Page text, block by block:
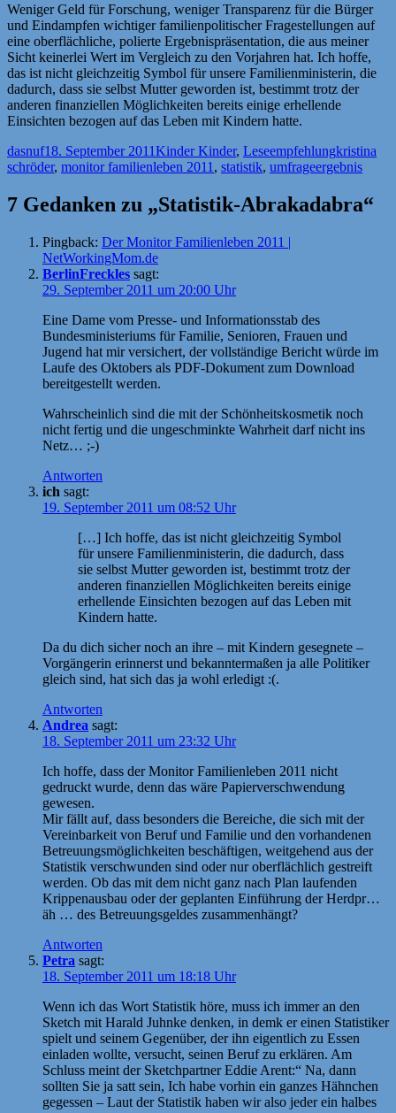
Weniger Geld für Forschung, weniger Transparenz für die Bürger
und Eindampfen wichtiger familienpolitischer Fragestellungen auf
eine oberflächliche, polierte Ergebnispräsentation, die aus meiner
Sicht keinerlei Wert im Vergleich zu den Vorjahren hat. Ich hoffe,
das ist nicht gleichzeitig Symbol für unsere Familienministerin, die
dadurch, dass sie selbst Mutter geworden ist, bestimmt trotz der
anderen finanziellen Möglichkeiten bereits einige erhellende
Einsichten bezogen auf das Leben mit Kindern hatte.
Autor
dasnufVeröffentlicht
am
18. September 2011Kategorien
Kinder Kinder, Leseempfehlungkristina
schröder, monitor familienleben 2011 , statistik, umfrageergebnis
7 Gedanken zu „Statistik-Abrakadabra“
Pingback: Der Monitor Familienleben 2011 |
NetWorkingMom.de
BerlinFreckles sagt:
29. September 2011 um 20:00 Uhr
Eine Dame vom Presse- und Informationsstab des
Bundesministeriums für Familie, Senioren, Frauen und
Jugend hat mir versichert, der vollständige Bericht würde im
Laufe des Oktobers als PDF-Dokument zum Download
bereitgestellt werden.
Wahrscheinlich sind die mit der Schönheitskosmetik noch
nicht fertig und die ungeschminkte Wahrheit darf nicht ins
Netz… ;-)
Antworten
ich sagt:
19. September 2011 um 08:52 Uhr
[…] Ich hoffe, das ist nicht gleichzeitig Symbol
für unsere Familienministerin, die dadurch, dass
sie selbst Mutter geworden ist, bestimmt trotz der
anderen finanziellen Möglichkeiten bereits einige
erhellende Einsichten bezogen auf das Leben mit
Kindern hatte.
Da du dich sicher noch an ihre – mit Kindern gesegnete –
Vorgängerin erinnerst und bekanntermaßen ja alle Politiker
gleich sind, hat sich das ja wohl erledigt :(.
Antworten
Andrea sagt:
18. September 2011 um 23:32 Uhr
Ich hoffe, dass der Monitor Familienleben 2011 nicht
gedruckt wurde, denn das wäre Papierverschwendung
gewesen.
Mir fällt auf, dass besonders die Bereiche, die sich mit der
Vereinbarkeit von Beruf und Familie und den vorhandenen
Betreuungsmöglichkeiten beschäftigen, weitgehend aus der
Statistik verschwunden sind oder nur oberflächlich gestreift
werden. Ob das mit dem nicht ganz nach Plan laufenden
Krippenausbau oder der geplanten Einführung der Herdpr…
äh … des Betreuungsgeldes zusammenhängt?
Antworten
Petra sagt:
18. September 2011 um 18:18 Uhr
Wenn ich das Wort Statistik höre, muss ich immer an den
Sketch mit Harald Juhnke denken, in demk er einen Statistiker
spielt und seinem Gegenüber, der ihn eigentlich zu Essen
einladen wollte, versucht, seinen Beruf zu erklären. Am
Schluss meint der Sketchpartner Eddie Arent:“ Na, dann
sollten Sie ja satt sein, Ich habe vorhin ein ganzes Hähnchen
gegessen – Laut der Statistik haben wir also jeder ein halbes